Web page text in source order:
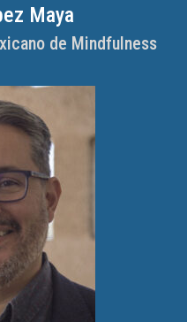
Maya
de Mindfulness